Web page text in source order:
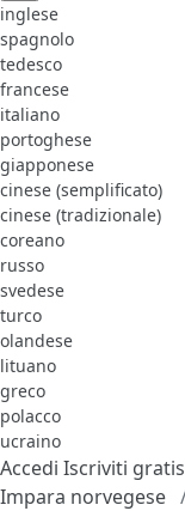
inglese
spagnolo
tedesco
francese
italiano
portoghese
giapponese
cinese (semplificato)
cinese (tradizionale)
coreano
russo
svedese
turco
olandese
lituano
greco
polacco
ucraino
Accedi Iscriviti gratis
Impara norvegese